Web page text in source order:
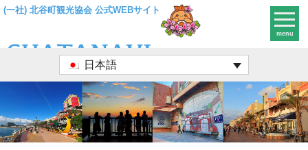
(一社) 北谷町観光協会 公式WEBサイト
日本語
menu